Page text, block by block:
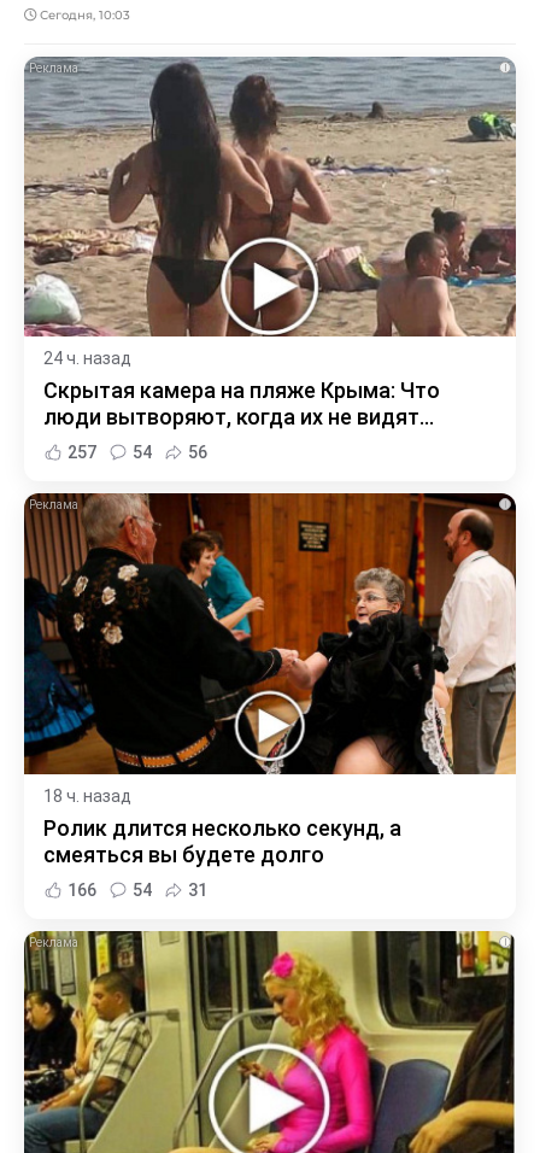
Сегодня, 10:03
i
24 ч. назад
Скрытая камера на пляже Крыма: Что
люди вытворяют, когда их не видят...
257 54 56
i
18 ч. назад
Ролик длится несколько секунд, а
смеяться вы будете долго
166 54 31
i